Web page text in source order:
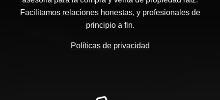
Facilitamos relaciones honestas, y profesionales de
principio a fin.
Políticas de privacidad